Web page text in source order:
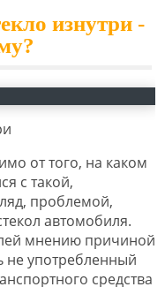
изнутри -
от того, на каком
с такой,
проблемой,
автомобиля.
мнению причиной
не употребленный
средства